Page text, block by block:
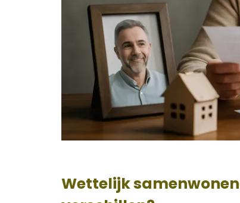
Wettelijk